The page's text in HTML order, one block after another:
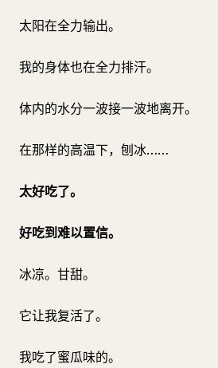
太阳在全力输出。
我的身体也在全力排汗。
体内的水分一波接一波地离开。
在那样的高温下，刨冰……
太好吃了。
好吃到难以置信。
冰凉。甘甜。
它让我复活了。
我吃了蜜瓜味的。